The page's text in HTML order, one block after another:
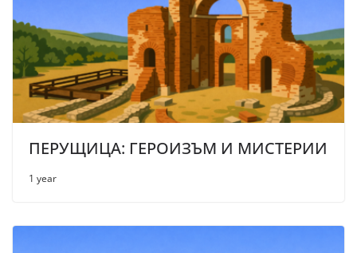
ПЕРУЩИЦА: ГЕРОИЗЪМ И МИСТЕРИИ
1 year